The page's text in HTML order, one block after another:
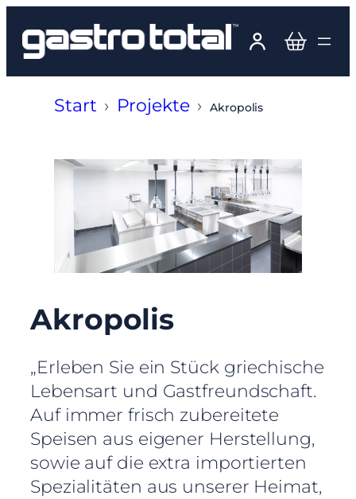
Inhalt
springen
Start › Projekte › Akropolis
Akropolis
„Erleben Sie ein Stück griechische
Lebensart und Gastfreundschaft.
Auf immer frisch zubereitete
Speisen aus eigener Herstellung,
sowie auf die extra importierten
Spezialitäten aus unserer Heimat,